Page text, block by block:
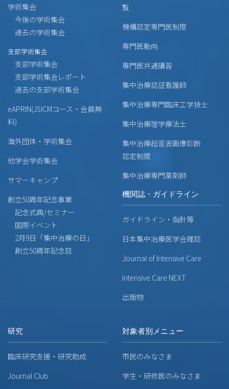
学術集会
今後の学術集会
過去の学術集会
支部学術集会
支部学術集会
支部学術集会レポート
過去の支部学術集会
eAPRIN(JSICMコース・会員無
料)
海外団体・学術集会
他学会学術集会
サマーキャンプ
創立50周年記念事業
記念式典/セミナー
国際イベント
2月9日「集中治療の日」
創立50周年記念誌
覧
機構認定専門医制度
専門医動向
専門医共通講習
集中治療認証看護師
集中治療専門臨床工学技士
集中治療理学療法士
集中治療超音波画像診断
認定制度
集中治療専門薬剤師
機関誌・ガイドライン
ガイドライン・指針等
日本集中治療医学会雑誌
Journal of Intensive Care
Intensive Care NEXT
出版物
研究
臨床研究支援・研究助成
Journal Club
対象者別メニュー
市民のみなさま
学生・研修医のみなさま